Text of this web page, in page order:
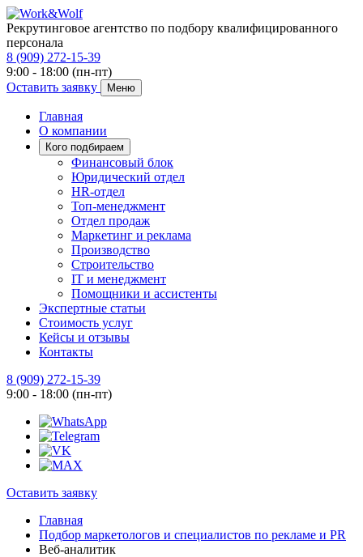
Рекрутинговое агентство по подбору квалифицированного
персонала
8 (909) 272-15-39
9:00 - 18:00 (пн-пт)
Оставить заявку
Меню
Главная
О компании
Кого подбираем
Финансовый блок
Юридический отдел
HR-отдел
Топ-менеджмент
Отдел продаж
Маркетинг и реклама
Производство
Строительство
IT и менеджмент
Помощники и ассистенты
Экспертные статьи
Стоимость услуг
Кейсы и отзывы
Контакты
8 (909) 272-15-39
9:00 - 18:00 (пн-пт)
Оставить заявку
Главная
Подбор маркетологов и специалистов по рекламе и PR
Веб-аналитик